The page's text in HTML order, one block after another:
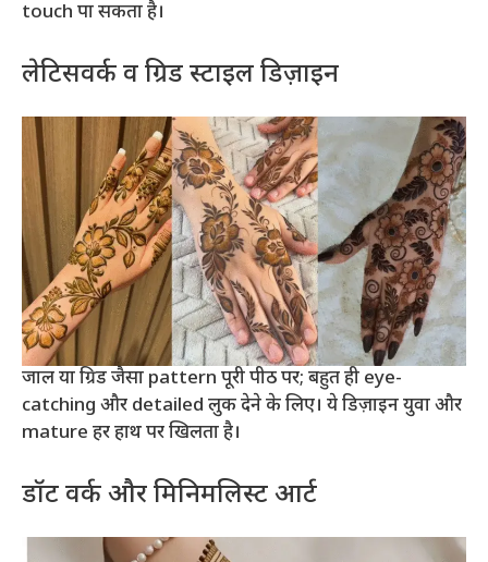
touch पा सकता है।
लेटिसवर्क व ग्रिड स्टाइल डिज़ाइन
जाल या ग्रिड जैसा pattern पूरी पीठ पर; बहुत ही eye-
catching और detailed लुक देने के लिए। ये डिज़ाइन युवा और
mature हर हाथ पर खिलता है।
डॉट वर्क और मिनिमलिस्ट आर्ट